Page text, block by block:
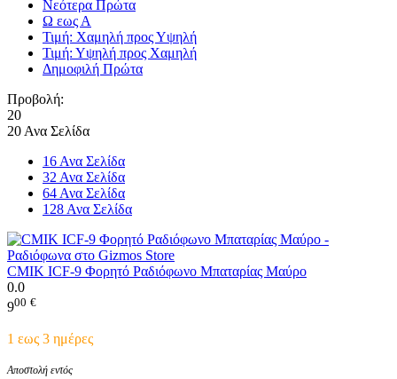
Νεότερα Πρώτα
Ω εως Α
Τιμή: Χαμηλή προς Υψηλή
Τιμή: Υψηλή προς Χαμηλή
Δημοφιλή Πρώτα
Προβολή:
20
20 Ανα Σελίδα
16 Ανα Σελίδα
32 Ανα Σελίδα
64 Ανα Σελίδα
128 Ανα Σελίδα
CMIK ICF-9 Φορητό Ραδιόφωνο Μπαταρίας Μαύρο
0.0
900 €
1 εως 3 ημέρες
Αποστολή εντός